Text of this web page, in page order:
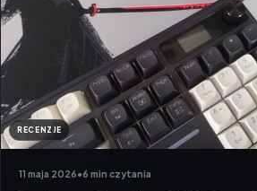
RECENZJE
11 maja 2026•6 min czytania